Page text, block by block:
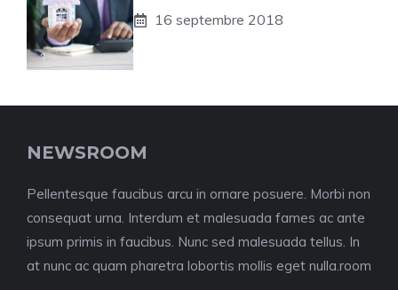
16 septembre 2018
NEWSROOM
Pellentesque faucibus arcu in ornare posuere. Morbi non
consequat urna. Interdum et malesuada fames ac ante
ipsum primis in faucibus. Nunc sed malesuada tellus. In
at nunc ac quam pharetra lobortis mollis eget nulla.room